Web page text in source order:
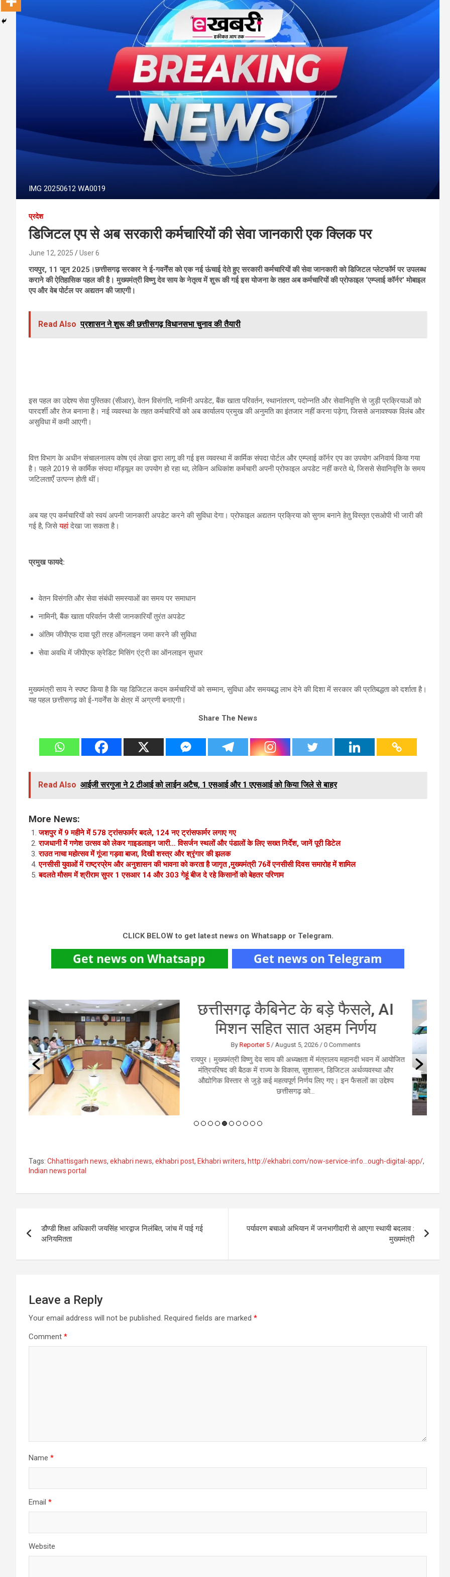
IMG 20250612 WA0019
प्रदेश
डिजिटल एप से अब सरकारी कर्मचारियों की सेवा जानकारी एक क्लिक पर
June 12, 2025 User 6
रायपुर, 11 जून 2025।छत्तीसगढ़ सरकार ने ई-गवर्नेंस को एक नई ऊंचाई देते हुए सरकारी कर्मचारियों की सेवा जानकारी को डिजिटल प्लेटफॉर्म पर उपलब्ध
कराने की ऐतिहासिक पहल की है। मुख्यमंत्री विष्णु देव साय के नेतृत्व में शुरू की गई इस योजना के तहत अब कर्मचारियों की प्रोफाइल ‘एम्प्लाई कॉर्नर’ मोबाइल
एप और वेब पोर्टल पर अद्यतन की जाएगी।
Read Also प्रशासन ने शुरू की छत्तीसगढ़ विधानसभा चुनाव की तैयारी
इस पहल का उद्देश्य सेवा पुस्तिका (सीआर), वेतन विसंगति, नामिनी अपडेट, बैंक खाता परिवर्तन, स्थानांतरण, पदोन्नति और सेवानिवृत्ति से जुड़ी प्रक्रियाओं को
पारदर्शी और तेज बनाना है। नई व्यवस्था के तहत कर्मचारियों को अब कार्यालय प्रमुख की अनुमति का इंतजार नहीं करना पड़ेगा, जिससे अनावश्यक विलंब और
असुविधा में कमी आएगी।
वित्त विभाग के अधीन संचालनालय कोष एवं लेखा द्वारा लागू की गई इस व्यवस्था में कार्मिक संपदा पोर्टल और एम्प्लाई कॉर्नर एप का उपयोग अनिवार्य किया गया
है। पहले 2019 से कार्मिक संपदा मॉड्यूल का उपयोग हो रहा था, लेकिन अधिकांश कर्मचारी अपनी प्रोफाइल अपडेट नहीं करते थे, जिससे सेवानिवृत्ति के समय
जटिलताएँ उत्पन्न होती थीं।
अब यह एप कर्मचारियों को स्वयं अपनी जानकारी अपडेट करने की सुविधा देगा। प्रोफाइल अद्यतन प्रक्रिया को सुगम बनाने हेतु विस्तृत एसओपी भी जारी की
गई है, जिसेयहांदेखा जा सकता है।
प्रमुख फायदे:
वेतन विसंगति और सेवा संबंधी समस्याओं का समय पर समाधान
नामिनी, बैंक खाता परिवर्तन जैसी जानकारियाँ तुरंत अपडेट
अंतिम जीपीएफ दावा पूरी तरह ऑनलाइन जमा करने की सुविधा
सेवा अवधि में जीपीएफ क्रेडिट मिसिंग एंट्री का ऑनलाइन सुधार
मुख्यमंत्री साय ने स्पष्ट किया है कि यह डिजिटल कदम कर्मचारियों को सम्मान, सुविधा और समयबद्ध लाभ देने की दिशा में सरकार की प्रतिबद्धता को दर्शाता है।
यह पहल छत्तीसगढ़ को ई-गवर्नेंस के क्षेत्र में अग्रणी बनाएगी।
Share The News
Read Also आईजी सरगुजा ने 2 टीआई को लाईन अटैच, 1 एसआई और 1 एएसआई को किया जिले से बाहर
More News:
जशपुर में 9 महीने में 578 ट्रांसफार्मर बदले, 124 नए ट्रांसफार्मर लगाए गए
राजधानी में गणेश उत्सव को लेकर गाइडलाइन जारी… विसर्जन स्थलों और पंडालों के लिए सख्त निर्देश, जानें पूरी डिटेल
राउत नाचा महोत्सव में गूंजा गड़वा बाजा, दिखी शस्त्र और श्रृंगार की झलक
एनसीसी युवाओं में राष्ट्रप्रेम और अनुशासन की भावना को करता है जागृत ,मुख्यमंत्री 76वें एनसीसी दिवस समारोह में शामिल
बदलते मौसम में श्रीराम सुपर 1 एसआर 14 और 303 गेहूं बीज दे रहे किसानों को बेहतर परिणाम
CLICK BELOW to get latest news on Whatsapp or Telegram.
एयर इंडिया की फ्लाइट में तेज टर्बुलेंस
की चपेट, यात्रियों में मचा हड़कंप
ByUser 6/August 4, 2026 /0 Comments
नई दिल्ली। एअर इंडिया की फुकेट से दिल्ली आ रही फ्लाइट AI2379 मंगलवार को
तेज टर्बुलेंस की चपेट में आ गई। अचानक तेज झटकों के कारण विमान कई बार हिलने
लगा और कुछ समय के लिए नीचे की ओर आया।...
Tags: Chhattisgarh news, ekhabri news, ekhabri post, Ekhabri writers, http://ekhabri.com/now-service-info…ough-digital-app/,
Indian news portal
navigation
डौण्डी शिक्षा अधिकारी जयसिंह भारद्वाज निलंबित, जांच में पाई गई
अनियमितता
पर्यावरण बचाओ अभियान में जनभागीदारी से आएगा स्थायी बदलाव :
मुख्यमंत्री
Leave a Reply
Your email address will not be published. Required fields are marked *
Comment *
Name *
Email *
Website